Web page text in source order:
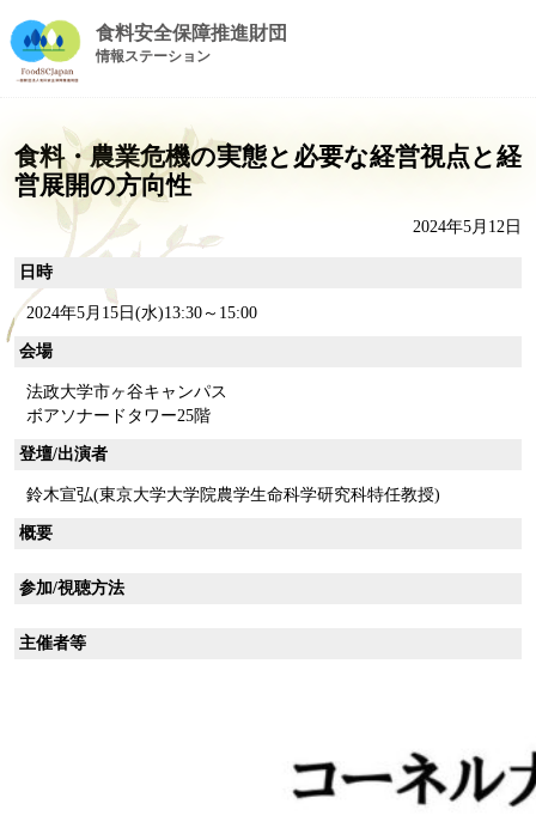
食料安全保障推進財団
情報ステーション
食料・農業危機の実態と必要な経営視点と経
営展開の方向性
2024年5月12日
日時
2024年5月15日(水)13:30～15:00
会場
法政大学市ヶ谷キャンパス
ボアソナードタワー25階
登壇/出演者
鈴木宣弘(東京大学大学院農学生命科学研究科特任教授)
概要
参加/視聴方法
主催者等